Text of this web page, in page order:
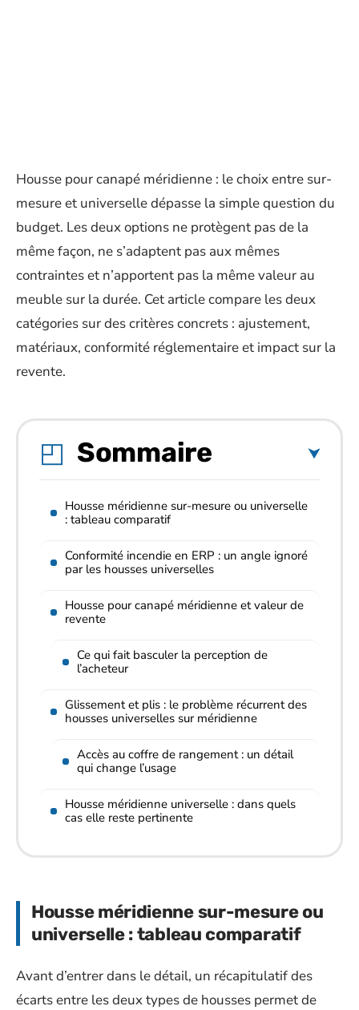
Housse pour canapé méridienne : le choix entre sur-
mesure et universelle dépasse la simple question du
budget. Les deux options ne protègent pas de la
même façon, ne s’adaptent pas aux mêmes
contraintes et n’apportent pas la même valeur au
meuble sur la durée. Cet article compare les deux
catégories sur des critères concrets : ajustement,
matériaux, conformité réglementaire et impact sur la
revente.
Sommaire
Housse méridienne sur-mesure ou universelle
: tableau comparatif
Conformité incendie en ERP : un angle ignoré
par les housses universelles
Housse pour canapé méridienne et valeur de
revente
Ce qui fait basculer la perception de
l’acheteur
Glissement et plis : le problème récurrent des
housses universelles sur méridienne
Accès au coffre de rangement : un détail
qui change l’usage
Housse méridienne universelle : dans quels
cas elle reste pertinente
Housse méridienne sur-mesure ou
universelle : tableau comparatif
Avant d’entrer dans le détail, un récapitulatif des
écarts entre les deux types de housses permet de